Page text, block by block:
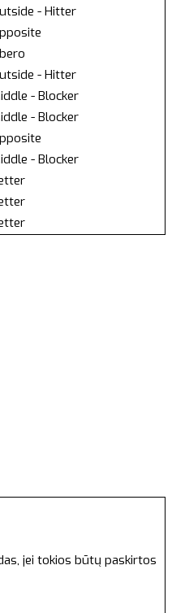
- Hitter
- Hitter
- Blocker
- Blocker
- Blocker
jei tokios būtų paskirtos